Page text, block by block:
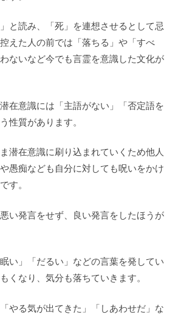
と読み、「死」を連想させるとして忌
えた人の前では「落ちる」や「すべ
ないなど今でも言霊を意識した文化が
在意識には「主語がない」「否定語を
性質があります。
潜在意識に刷り込まれていくため他人
愚痴なども自分に対しても呪いをかけ
す。
い発言をせず、良い発言をしたほうが
い」「だるい」などの言葉を発してい
くなり、気分も落ちていきます。
やる気が出てきた」「しあわせだ」な